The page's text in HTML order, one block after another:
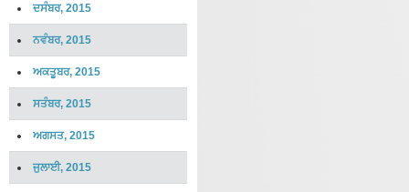
ਦਸੰਬਰ, 2015
ਨਵੰਬਰ, 2015
ਅਕਤੂਬਰ, 2015
ਸਤੰਬਰ, 2015
ਅਗਸਤ, 2015
ਜੁਲਾਈ, 2015